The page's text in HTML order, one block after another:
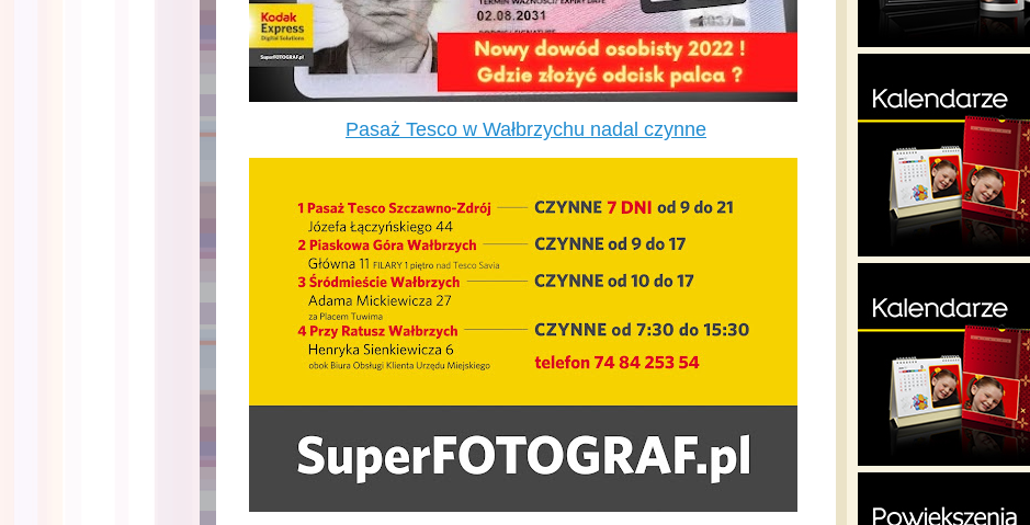
Pasaż Tesco w Wałbrzychu nadal czynne